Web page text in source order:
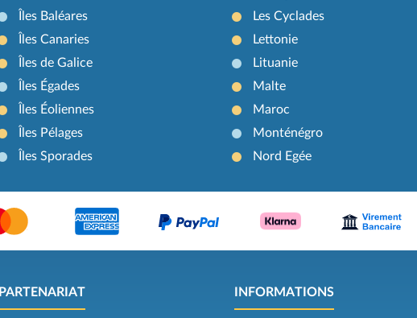
Îles Baléares
Îles Canaries
Îles de Galice
Îles Égades
Îles Éoliennes
Îles Pélages
Îles Sporades
Les Cyclades
Lettonie
Lituanie
Malte
Maroc
Monténégro
Nord Egée
PARTENARIAT INFORMATIONS